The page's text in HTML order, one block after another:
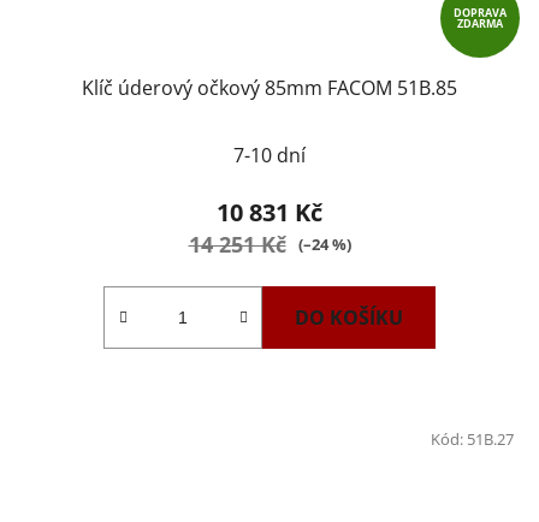
DOPRAVA
ZDARMA
Klíč úderový očkový 85mm FACOM 51B.85
7-10 dní
10 831 Kč
14 251 Kč (–24 %)
DO KOŠÍKU
Kód: 51B.27